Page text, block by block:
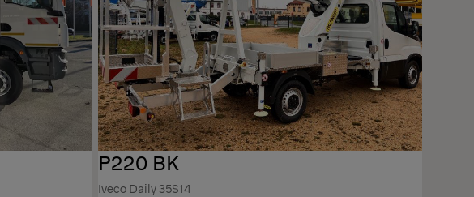
P220 BK
Iveco Daily 35S14